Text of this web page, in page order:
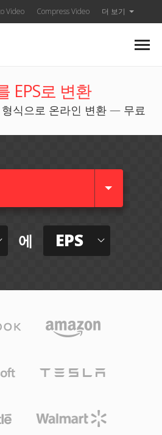
Video Compress Video 더 보기
EPS로 변환
형식으로 온라인 변환 — 무료
에 EPS